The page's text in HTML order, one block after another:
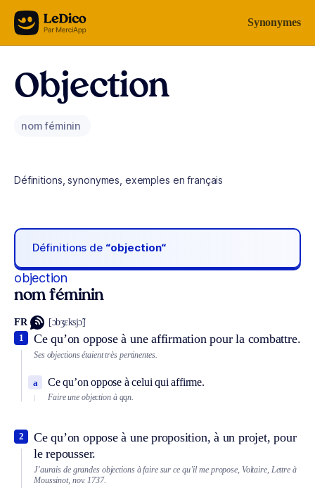
Aller au contenu Synonymes
Objection
nom féminin
Définitions, synonymes, exemples en français
Définitions de “objection“
objection
nom féminin
FR [ɔbʒɛksjɔ̃]
Ce qu’on oppose à une affirmation pour la combattre.
1
Ses objections étaient très pertinentes.
Ce qu’on oppose à celui qui affirme.
a
Faire une objection à qqn.
Ce qu’on oppose à une proposition, à un projet, pour
le repousser.
2
J’aurais de grandes objections à faire sur ce qu’il me propose, Voltaire, Lettre à
Moussinot, nov. 1737.